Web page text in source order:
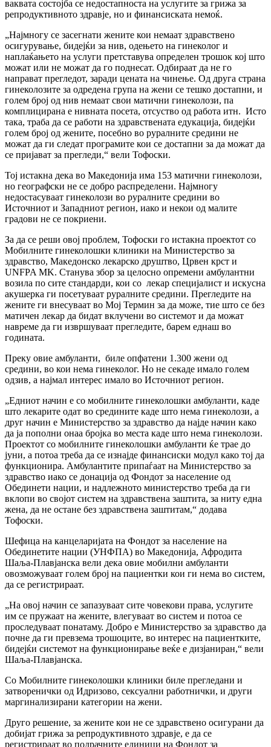
ваквата состојба се недостапноста на услугите за грижа за
репродуктивното здравје, но и финансиската немоќ.
„Најмногу се засегнати жените кои немаат здравствено
осигурување, бидејќи за нив, одењето на гинеколог и
наплаќањето на услуги претставува определен трошок кој што
можат или не можат да го поднесат. Одбираат да не го
направат прегледот, заради цената на чинење. Од друга страна
гинеколозите за одредена група на жени се тешко достапни, и
голем број од нив немаат свои матични гинеколози, па
комплицирана е нивната посета, отсуство од работа итн. Исто
така, траба да се работи на здравствената едукација, бидејќи
голем број од жените, посебно во руралните средини не
можат да ги следат програмите кои се достапни за да можат да
се пријават за прегледи,“ вели Тофоски.
Тој истакна дека во Македонија има 153 матични гинеколози,
но географски не се добро распределени. Најмногу
недостасуваат гинеколози во руралните средини во
Источниот и Западниот регион, иако и некои од малите
градови не се покриени.
За да се реши овој проблем, Тофоски го истакна проектот со
Мобилните гинеколошки клиники на Министерство за
здравство, Македонско лекарско друштво, Црвен крст и
UNFPA MK. Станува збор за целосно опремени амбулантни
возила по сите стандарди, кои со лекар специјалист и искусна
акушерка ги посетуваат руралните средини. Прегледите на
жените ги внесуваат во Мој Термин за да може, тие што се без
матичен лекар да бидат вклучени во системот и да можат
навреме да ги извршуваат прегледите, барем еднаш во
годината.
Преку овие амбуланти, биле опфатени 1.300 жени од
средини, во кои нема гинеколог. Но не секаде имало голем
одзив, а најмал интерес имало во Источниот регион.
„Едниот начин е со мобилните гинеколошки амбуланти, каде
што лекарите одат во средините каде што нема гинеколози, а
друг начин е Министерство за здравство да најде начин како
да ја пополни онаа бројка во места каде што нема гинеколози.
Проектот со мобилните гинеколошки амбуланти ќе трае до
јуни, а потоа треба да се изнајде финансиски модул како тој да
функционира. Амбулантите припаѓаат на Министерство за
здравство иако се донација од Фондот за население од
Обединети нации, и надлежното министерство треба да ги
вклопи во својот систем на здравствена заштита, за ниту една
жена, да не остане без здравствена заштитам,“ додава
Тофоски.
Шефица на канцеларијата на Фондот за население на
Обединетите нации (УНФПА) во Македонија, Афродита
Шаља-Плавјанска вели дека овие мобилни амбуланти
овозможуваат голем број на пациентки кои ги нема во систем,
да се регистрираат.
„На овој начин се запазуваат сите човекови права, услугите
им се пружаат на жените, влегуваат во систем и потоа се
проследуваат понатаму. Добро е Министерство за здравство да
почне да ги превзема трошоците, во интерес на пациентките,
бидејќи системот на функционирање веќе е дизјаниран,“ вели
Шаља-Плавјанска.
Со Мобилните гинеколошки клиники биле прегледани и
затворенички од Идризово, сексуални работнички, и други
маргинализирани категории на жени.
Друго решение, за жените кои не се здравствено осигурани да
добијат грижа за репродуктивното здравје, е да се
регистрираат во подрачните единици на Фондот за